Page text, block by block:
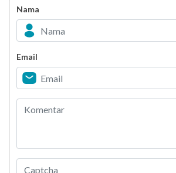
Hasil Pemeriksaan Darah
Nama
Email